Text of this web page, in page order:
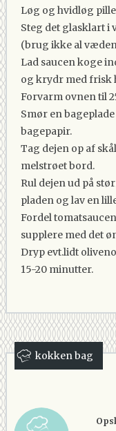
Løg og hvidløg
Steg det glasklart i
(brug ikke al
Lad saucen koge
og krydr med frisk
Forvarm ovnen til
Smør en
bagepapir.
Tag dejen op af
melstrøet bord.
Rul dejen ud på
pladen og lav en
Fordel
supplere med det
Dryp evt.lidt
15-20 minutter.
kokken bag